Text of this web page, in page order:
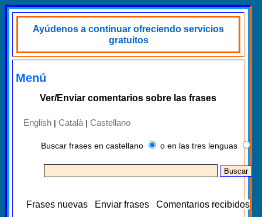
Ayúdenos a continuar ofreciendo servicios
gratuitos
Menú
Ver/Enviar comentarios sobre las frases
English | Català | Castellano
Buscar frases en castellano o en las tres lenguas
Frases nuevas Enviar frases Comentarios recibidos